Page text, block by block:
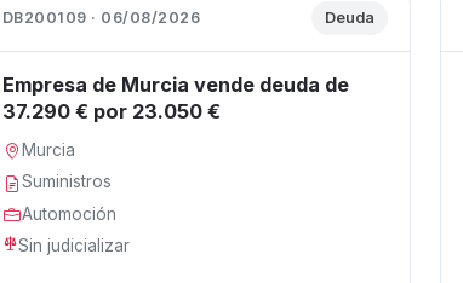
DB200109 · 06/08/2026 Deuda
Empresa de Murcia vende deuda de
37.290 € por 23.050 €
Murcia
Suministros
Automoción
Sin judicializar